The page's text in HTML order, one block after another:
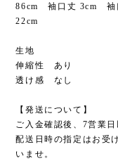
86cm 袖口丈 3cm 袖
22cm
生地
伸縮性 あり
透け感 なし
【発送について】
ご入金確認後、7営業
配送日時の指定はお受
いませ。